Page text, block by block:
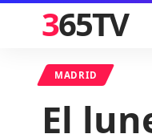
365TV
MADRID
El